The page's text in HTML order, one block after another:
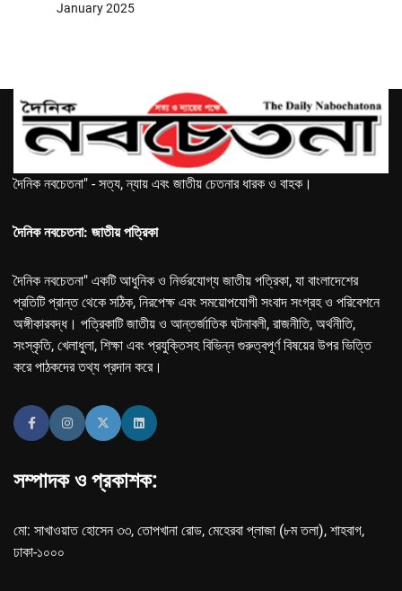
January 2025
দৈনিক নবচেতনা" - সত্য, ন্যায় এবং জাতীয় চেতনার ধারক ও বাহক।
দৈনিক নবচেতনা: জাতীয় পত্রিকা
দৈনিক নবচেতনা" একটি আধুনিক ও নির্ভরযোগ্য জাতীয় পত্রিকা, যা বাংলাদেশের
প্রতিটি প্রান্ত থেকে সঠিক, নিরপেক্ষ এবং সময়োপযোগী সংবাদ সংগ্রহ ও পরিবেশনে
অঙ্গীকারবদ্ধ। পত্রিকাটি জাতীয় ও আন্তর্জাতিক ঘটনাবলী, রাজনীতি, অর্থনীতি,
সংস্কৃতি, খেলাধুলা, শিক্ষা এবং প্রযুক্তিসহ বিভিন্ন গুরুত্বপূর্ণ বিষয়ের উপর ভিত্তি
করে পাঠকদের তথ্য প্রদান করে।
সম্পাদক ও প্রকাশক:
মো: সাখাওয়াত হোসেন ৩৩, তোপখানা রোড, মেহেরবা প্লাজা (৮ম তলা), শাহবাগ,
ঢাকা-১০০০